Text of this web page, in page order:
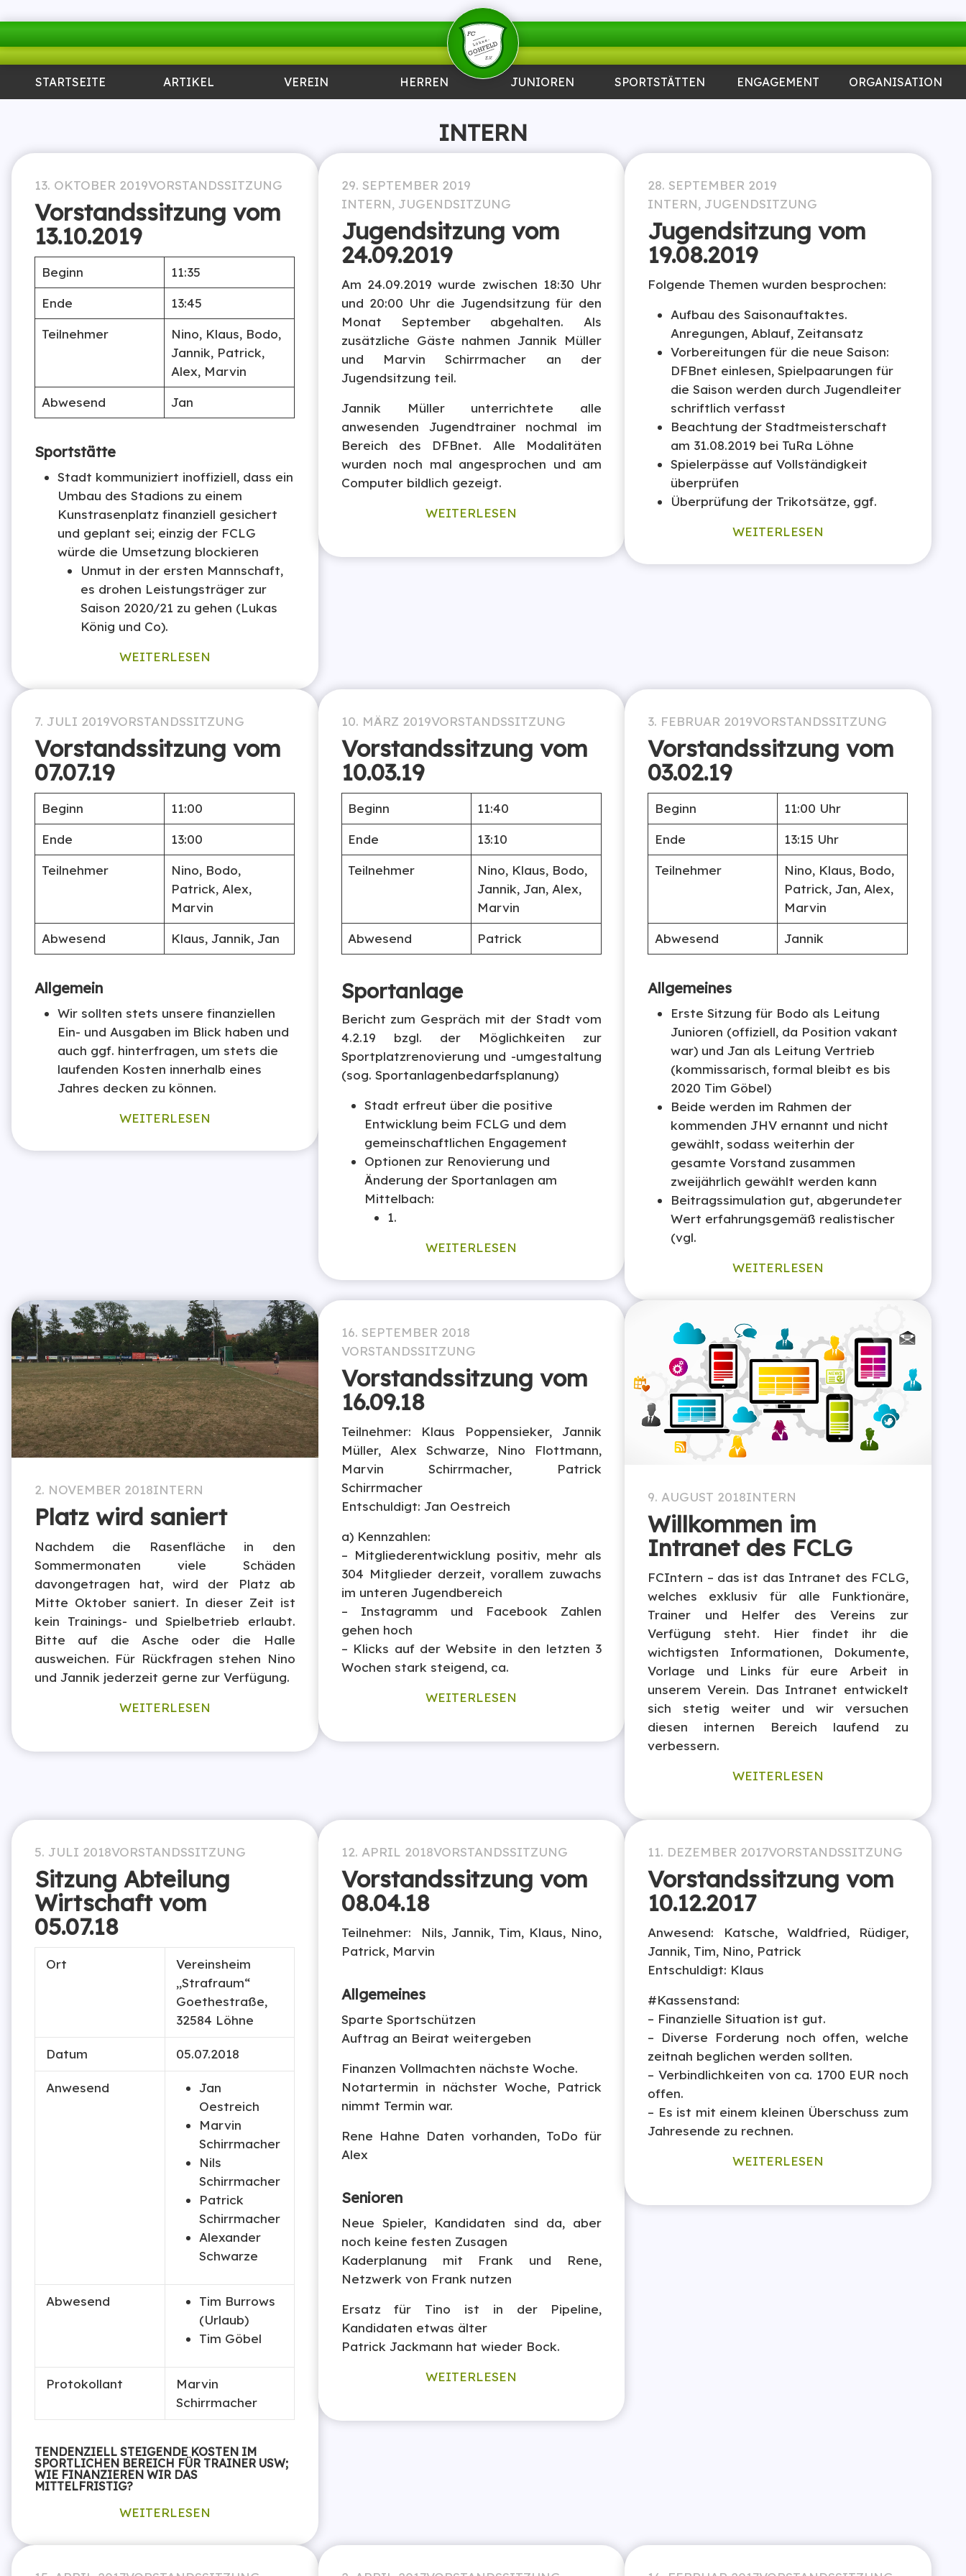
STARTSEITE ARTIKEL VEREIN HERREN JUNIOREN SPORTSTÄTTEN ENGAGEMENT ORGANISATION
INTERN
13. OKTOBER 2019VORSTANDSSITZUNG
Vorstandssitzung vom
13.10.2019
Beginn 11:35
Ende 13:45
Teilnehmer
Nino, Klaus, Bodo,
Jannik, Patrick,
Alex, Marvin
Abwesend Jan
Sportstätte
Stadt kommuniziert inoffiziell, dass ein
Umbau des Stadions zu einem
Kunstrasenplatz finanziell gesichert
und geplant sei; einzig der FCLG
würde die Umsetzung blockieren
Unmut in der ersten Mannschaft,
es drohen Leistungsträger zur
Saison 2020/21 zu gehen (Lukas
König und Co).
WEITERLESEN
29. SEPTEMBER 2019
INTERN, JUGENDSITZUNG
Jugendsitzung vom
24.09.2019
Am 24.09.2019 wurde zwischen 18:30 Uhr
und 20:00 Uhr die Jugendsitzung für den
Monat September abgehalten. Als
zusätzliche Gäste nahmen Jannik Müller
und Marvin Schirrmacher an der
Jugendsitzung teil.
Jannik Müller unterrichtete alle
anwesenden Jugendtrainer nochmal im
Bereich des DFBnet. Alle Modalitäten
wurden noch mal angesprochen und am
Computer bildlich gezeigt.
WEITERLESEN
28. SEPTEMBER 2019
INTERN, JUGENDSITZUNG
Jugendsitzung vom
19.08.2019
Folgende Themen wurden besprochen:
Aufbau des Saisonauftaktes.
Anregungen, Ablauf, Zeitansatz
Vorbereitungen für die neue Saison:
DFBnet einlesen, Spielpaarungen für
die Saison werden durch Jugendleiter
schriftlich verfasst
Beachtung der Stadtmeisterschaft
am 31.08.2019 bei TuRa Löhne
Spielerpässe auf Vollständigkeit
überprüfen
Überprüfung der Trikotsätze, ggf.
WEITERLESEN
7. JULI 2019VORSTANDSSITZUNG
Vorstandssitzung vom
07.07.19
Beginn 11:00
Ende 13:00
Teilnehmer
Nino, Bodo,
Patrick, Alex,
Marvin
Abwesend Klaus, Jannik, Jan
Allgemein
Wir sollten stets unsere finanziellen
Ein- und Ausgaben im Blick haben und
auch ggf. hinterfragen, um stets die
laufenden Kosten innerhalb eines
Jahres decken zu können.
WEITERLESEN
10. MÄRZ 2019VORSTANDSSITZUNG
Vorstandssitzung vom
10.03.19
Beginn 11:40
Ende 13:10
Teilnehmer
Nino, Klaus, Bodo,
Jannik, Jan, Alex,
Marvin
Abwesend Patrick
Sportanlage
Bericht zum Gespräch mit der Stadt vom
4.2.19 bzgl. der Möglichkeiten zur
Sportplatzrenovierung und -umgestaltung
(sog. Sportanlagenbedarfsplanung)
Stadt erfreut über die positive
Entwicklung beim FCLG und dem
gemeinschaftlichen Engagement
Optionen zur Renovierung und
Änderung der Sportanlagen am
Mittelbach:
1.
WEITERLESEN
3. FEBRUAR 2019VORSTANDSSITZUNG
Vorstandssitzung vom
03.02.19
Beginn 11:00 Uhr
Ende 13:15 Uhr
Teilnehmer
Nino, Klaus, Bodo,
Patrick, Jan, Alex,
Marvin
Abwesend Jannik
Allgemeines
Erste Sitzung für Bodo als Leitung
Junioren (offiziell, da Position vakant
war) und Jan als Leitung Vertrieb
(kommissarisch, formal bleibt es bis
2020 Tim Göbel)
Beide werden im Rahmen der
kommenden JHV ernannt und nicht
gewählt, sodass weiterhin der
gesamte Vorstand zusammen
zweijährlich gewählt werden kann
Beitragssimulation gut, abgerundeter
Wert erfahrungsgemäß realistischer
(vgl.
WEITERLESEN
2. NOVEMBER 2018INTERN
Platz wird saniert
Nachdem die Rasenfläche in den
Sommermonaten viele Schäden
davongetragen hat, wird der Platz ab
Mitte Oktober saniert. In dieser Zeit ist
kein Trainings- und Spielbetrieb erlaubt.
Bitte auf die Asche oder die Halle
ausweichen. Für Rückfragen stehen Nino
und Jannik jederzeit gerne zur Verfügung.
WEITERLESEN
16. SEPTEMBER 2018
VORSTANDSSITZUNG
Vorstandssitzung vom
16.09.18
Teilnehmer: Klaus Poppensieker, Jannik
Müller, Alex Schwarze, Nino Flottmann,
Marvin Schirrmacher, Patrick
Schirrmacher
Entschuldigt: Jan Oestreich
a) Kennzahlen:
– Mitgliederentwicklung positiv, mehr als
304 Mitglieder derzeit, vorallem zuwachs
im unteren Jugendbereich
– Instagramm und Facebook Zahlen
gehen hoch
– Klicks auf der Website in den letzten 3
Wochen stark steigend, ca.
WEITERLESEN
9. AUGUST 2018INTERN
Willkommen im
Intranet des FCLG
FCIntern – das ist das Intranet des FCLG,
welches exklusiv für alle Funktionäre,
Trainer und Helfer des Vereins zur
Verfügung steht. Hier findet ihr die
wichtigsten Informationen, Dokumente,
Vorlage und Links für eure Arbeit in
unserem Verein. Das Intranet entwickelt
sich stetig weiter und wir versuchen
diesen internen Bereich laufend zu
verbessern.
WEITERLESEN
5. JULI 2018VORSTANDSSITZUNG
Sitzung Abteilung
Wirtschaft vom
05.07.18
Ort
Vereinsheim
„Strafraum“
Goethestraße,
32584 Löhne
Datum 05.07.2018
Anwesend
Jan
Oestreich
Marvin
Schirrmacher
Nils
Schirrmacher
Patrick
Schirrmacher
Alexander
Schwarze
Abwesend
Tim Burrows
(Urlaub)
Tim Göbel
Protokollant
Marvin
Schirrmacher
TENDENZIELL STEIGENDE KOSTEN IM
SPORTLICHEN BEREICH FÜR TRAINER USW;
WIE FINANZIEREN WIR DAS
MITTELFRISTIG?
WEITERLESEN
12. APRIL 2018VORSTANDSSITZUNG
Vorstandssitzung vom
08.04.18
Teilnehmer: Nils, Jannik, Tim, Klaus, Nino,
Patrick, Marvin
Allgemeines
Sparte Sportschützen
Auftrag an Beirat weitergeben
Finanzen Vollmachten nächste Woche.
Notartermin in nächster Woche, Patrick
nimmt Termin war.
Rene Hahne Daten vorhanden, ToDo für
Alex
Senioren
Neue Spieler, Kandidaten sind da, aber
noch keine festen Zusagen
Kaderplanung mit Frank und Rene,
Netzwerk von Frank nutzen
Ersatz für Tino ist in der Pipeline,
Kandidaten etwas älter
Patrick Jackmann hat wieder Bock.
WEITERLESEN
11. DEZEMBER 2017VORSTANDSSITZUNG
Vorstandssitzung vom
10.12.2017
Anwesend: Katsche, Waldfried, Rüdiger,
Jannik, Tim, Nino, Patrick
Entschuldigt: Klaus
#Kassenstand:
– Finanzielle Situation ist gut.
– Diverse Forderung noch offen, welche
zeitnah beglichen werden sollten.
– Verbindlichkeiten von ca. 1700 EUR noch
offen.
– Es ist mit einem kleinen Überschuss zum
Jahresende zu rechnen.
WEITERLESEN